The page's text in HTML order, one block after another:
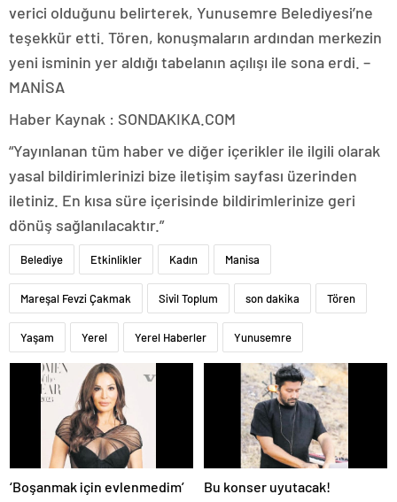
verici olduğunu belirterek, Yunusemre Belediyesi’ne
teşekkür etti. Tören, konuşmaların ardından merkezin
yeni isminin yer aldığı tabelanın açılışı ile sona erdi. –
MANİSA
Haber Kaynak : SONDAKIKA.COM
“Yayınlanan tüm haber ve diğer içerikler ile ilgili olarak
yasal bildirimlerinizi bize iletişim sayfası üzerinden
iletiniz. En kısa süre içerisinde bildirimlerinize geri
dönüş sağlanılacaktır.”
Belediye Etkinlikler Kadın Manisa
Mareşal Fevzi Çakmak Sivil Toplum son dakika Tören
Yaşam Yerel Yerel Haberler Yunusemre
‘Boşanmak için evlenmedim’ Bu konser uyutacak!